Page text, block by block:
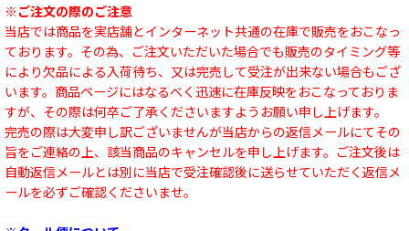
※ご注文の際のご注意
当店では商品を実店舗とインターネット共通の在庫で販売をおこなっ
ております。その為、ご注文いただいた場合でも販売のタイミング等
により欠品による入荷待ち、又は完売して受注が出来ない場合もござ
います。商品ページにはなるべく迅速に在庫反映をおこなっておりま
すが、その際は何卒ご了承くださいますようお願い申し上げます。
完売の際は大変申し訳ございませんが当店からの返信メールにてその
旨をご連絡の上、該当商品のキャンセルを申し上げます。ご注文後は
自動返信メールとは別に当店で受注確認後に送らせていただく返信メ
ールを必ずご確認くださいませ。